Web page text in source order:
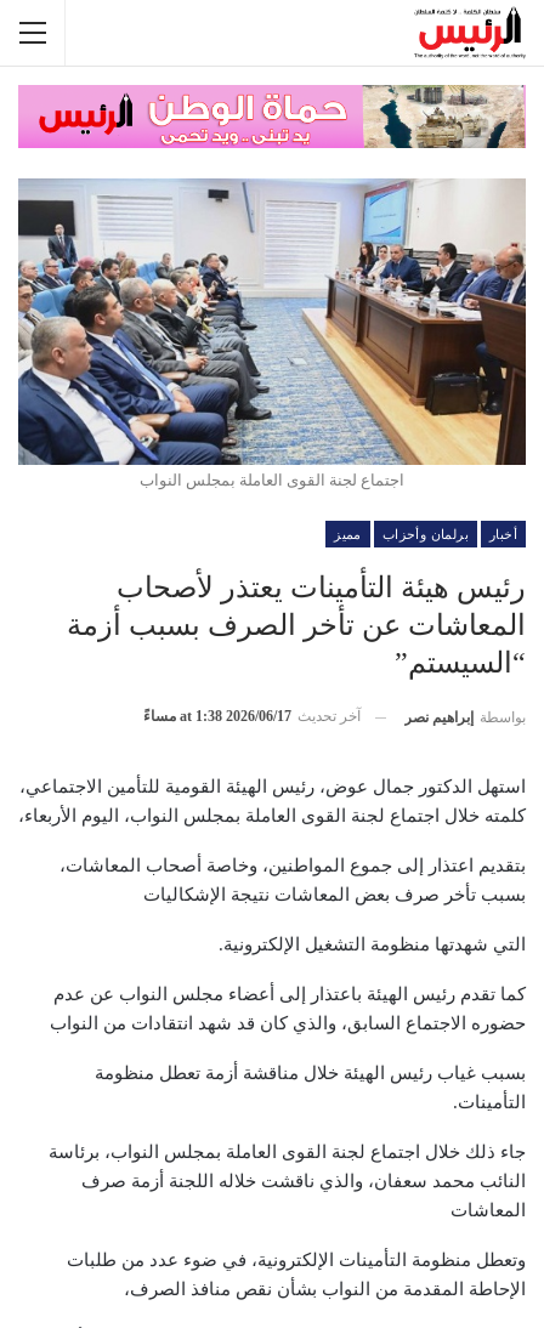
اجتماع لجنة القوى العاملة بمجلس النواب
أخبار برلمان وأحزاب مميز
رئيس هيئة التأمينات يعتذر لأصحاب
المعاشات عن تأخر الصرف بسبب أزمة
“السيستم”
بواسطة إبراهيم نصر آخر تحديث 2026/06/17 at 1:38 مساءً
استهل الدكتور جمال عوض، رئيس الهيئة القومية للتأمين الاجتماعي،
كلمته خلال اجتماع لجنة القوى العاملة بمجلس النواب، اليوم الأربعاء،
بتقديم اعتذار إلى جموع المواطنين، وخاصة أصحاب المعاشات،
بسبب تأخر صرف بعض المعاشات نتيجة الإشكاليات
التي شهدتها منظومة التشغيل الإلكترونية.
كما تقدم رئيس الهيئة باعتذار إلى أعضاء مجلس النواب عن عدم
حضوره الاجتماع السابق، والذي كان قد شهد انتقادات من النواب
بسبب غياب رئيس الهيئة خلال مناقشة أزمة تعطل منظومة
التأمينات.
جاء ذلك خلال اجتماع لجنة القوى العاملة بمجلس النواب، برئاسة
النائب محمد سعفان، والذي ناقشت خلاله اللجنة أزمة صرف
المعاشات
وتعطل منظومة التأمينات الإلكترونية، في ضوء عدد من طلبات
الإحاطة المقدمة من النواب بشأن نقص منافذ الصرف،